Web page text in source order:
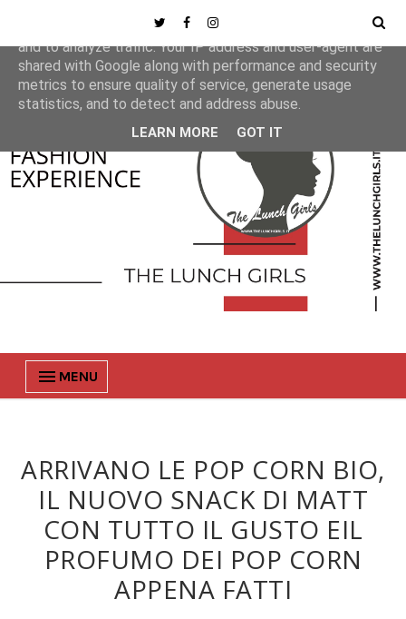
MENU
ARRIVANO LE POP CORN BIO,
IL NUOVO SNACK DI MATT
CON TUTTO IL GUSTO EIL
PROFUMO DEI POP CORN
APPENA FATTI
This site uses cookies from Google to deliver its services
and to analyze traffic. Your IP address and user-agent are
shared with Google along with performance and security
metrics to ensure quality of service, generate usage
statistics, and to detect and address abuse.
LEARN MORE GOT IT